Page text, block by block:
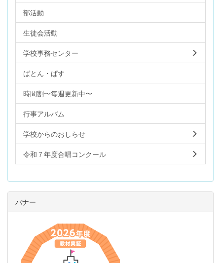
部活動
生徒会活動
学校事務センター
ばとん・ぱす
時間割〜毎週更新中〜
行事アルバム
学校からのおしらせ
令和７年度合唱コンクール
バナー